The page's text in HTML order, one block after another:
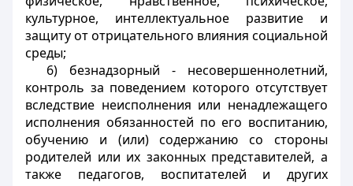
культурное, интеллектуальное развитие и
защиту от отрицательного влияния социальной
среды;
6) безнадзорный - несовершеннолетний,
контроль за поведением которого отсутствует
вследствие неисполнения или ненадлежащего
исполнения обязанностей по его воспитанию,
обучению и (или) содержанию со стороны
родителей или их законных представителей, а
также педагогов, воспитателей и других